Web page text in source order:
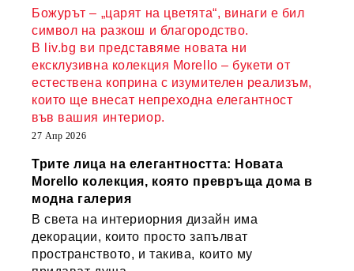
Божурът – „царят на цветята“, винаги е бил
символ на разкош и благородство.
В liv.bg ви представяме новата ни
ексклузивна колекция Morello – букети от
естествена коприна с изумителен реализъм,
които ще внесат непреходна елегантност
във вашия интериор.
27 Апр 2026
Трите лица на елегантността: Новата
Morello колекция, която превръща дома в
модна галерия
В света на интериорния дизайн има
декорации, които просто запълват
пространството, и такива, които му